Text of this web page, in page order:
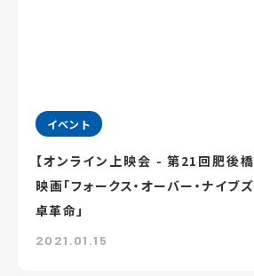
イベント
【オンライン上映会 - 第21回肥
映画「フォークス・オーバー・ナイブ
卓革命」
2021.01.15